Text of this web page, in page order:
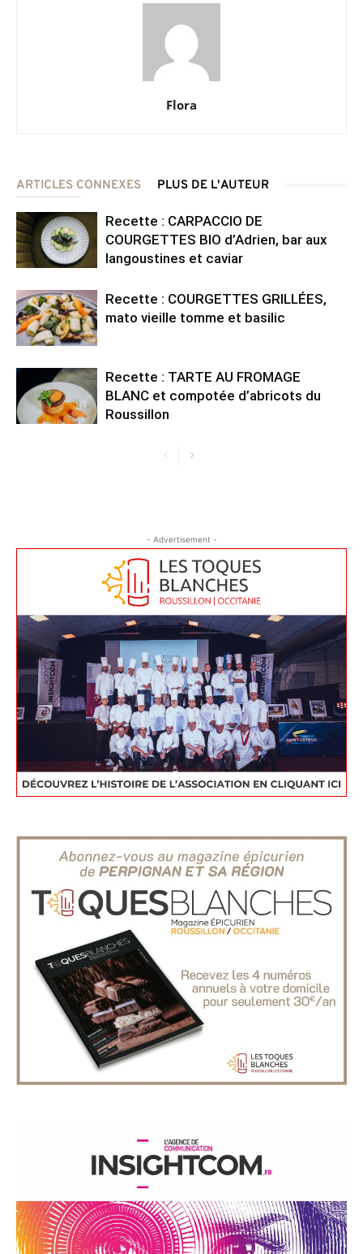
Flora
ARTICLES CONNEXES PLUS DE L'AUTEUR
Recette : CARPACCIO DE
COURGETTES BIO d’Adrien, bar aux
langoustines et caviar
Recette : COURGETTES GRILLÉES,
mato vieille tomme et basilic
Recette : TARTE AU FROMAGE
BLANC et compotée d’abricots du
Roussillon
- Advertisement -